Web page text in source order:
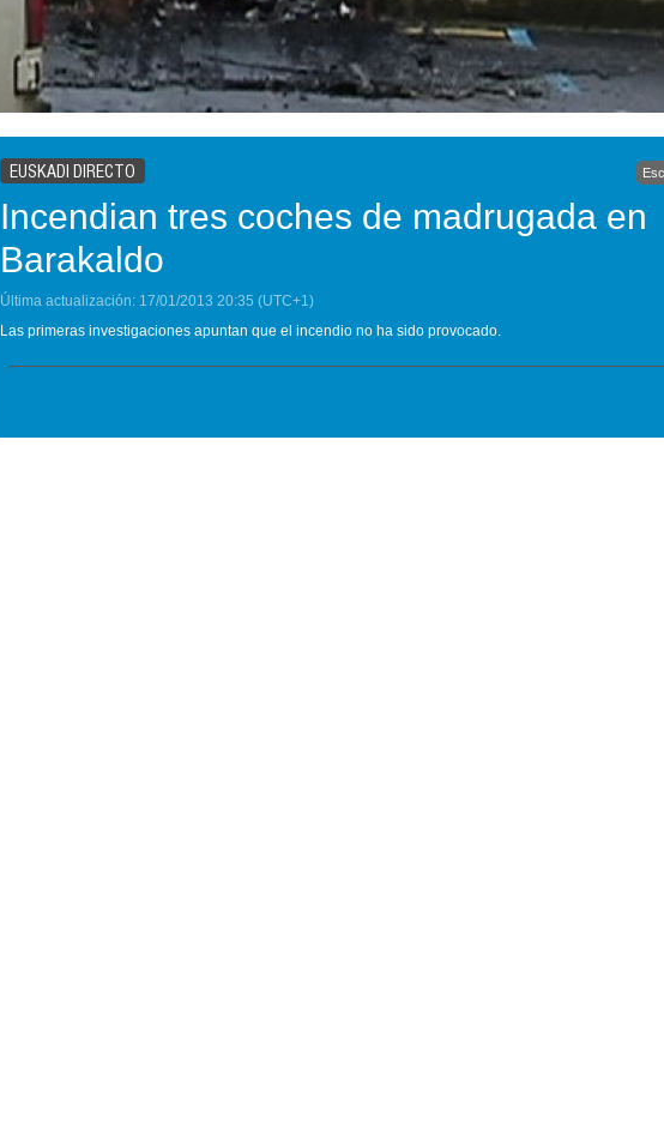
EUSKADI DIRECTO
Incendian tres coches de madrugada en
Barakaldo
Última actualización: 17/01/2013 20:35 (UTC+1)
Las primeras investigaciones apuntan que el incendio no ha sido provocado.